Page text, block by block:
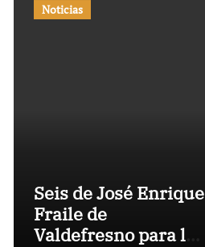
Noticias
Seis de José Enrique
Fraile de
Valdefresno para la